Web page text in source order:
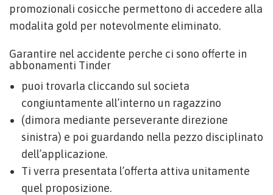
promozionali cosicche permettono di accedere alla
modalita gold per notevolmente eliminato.
Garantire nel accidente perche ci sono offerte in
abbonamenti Tinder
puoi trovarla cliccando sul societa
congiuntamente all’interno un ragazzino
(dimora mediante perseverante direzione
sinistra) e poi guardando nella pezzo disciplinato
dell’applicazione.
Ti verra presentata l’offerta attiva unitamente
quel proposizione.